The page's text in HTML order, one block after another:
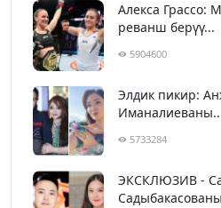
Алекса Грассо:
реванш берүү...
5904600
Элдик пикир:
5733284
ЭКСКЛЮЗИВ -